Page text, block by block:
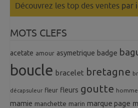
Découvrez les top des ventes par
MOTS CLEFS
acetate amour asymetrique badge
boucle bracelet bretagne
décapsuleur fleur fleurs goutte homme
mamie manchette marin marque page